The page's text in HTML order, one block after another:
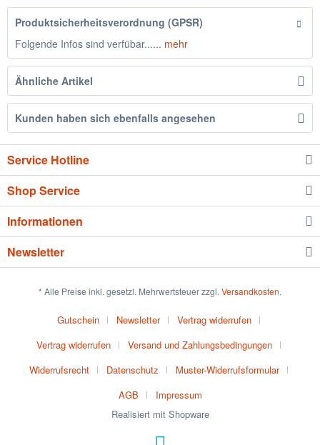
Produktsicherheitsverordnung (GPSR)
Folgende Infos sind verfübar...... mehr
Ähnliche Artikel
Kunden haben sich ebenfalls angesehen
Service Hotline
Shop Service
Informationen
Newsletter
* Alle Preise inkl. gesetzl. Mehrwertsteuer zzgl. Versandkosten.
Gutschein Newsletter
Vertrag widerrufen
Vertrag widerrufen
Versand und Zahlungsbedingungen
Widerrufsrecht
Datenschutz
Muster-Widerrufsformular
AGB
Impressum
Realisiert mit Shopware